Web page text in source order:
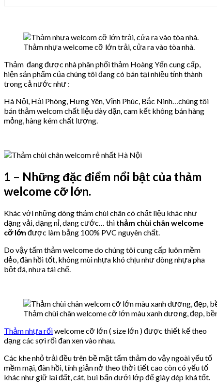
Thảm nhựa welcome cỡ lớn trải, cửa ra vào tòa nhà.
Thảm đang được nhà phân phối thảm Hoàng Yến cung cấp,
hiện sản phẩm của chúng tôi đang có bán tại nhiều tỉnh thành
trong cả nước như :
Hà Nội, Hải Phòng, Hưng Yên, Vĩnh Phúc, Bắc Ninh…chúng tôi
bán thảm welcom chất liệu dày dặn, cam kết không bán hàng
mỏng, hàng kém chất lượng.
1 – Những đặc điểm nổi bật của thảm
welcome cỡ lớn.
Khác với những dòng thảm chùi chân có chất liệu khác như
dạng vải, dạng nỉ, dang cước… thì thảm chùi chân welcome
cỡ lớn được làm bằng 100% PVC nguyên chất.
Do vậy tấm thảm welcome do chúng tôi cung cấp luôn mềm
dẻo, đàn hồi tốt, không mùi nhựa khó chịu như dòng nhựa pha
bột đá, nhựa tái chế.
Thảm chùi chân welcome cỡ lớn màu xanh dương, đẹp,
Thảm nhựa rốiwelcome cỡ lớn ( size lớn ) được thiết kế theo
dạng các sợi rối đan xen vào nhau.
Các khe nhỏ trải đều trên bề mặt tấm thảm do vậy ngoài yếu tố
mềm mại, đàn hồi, tính giản nở theo thời tiết cao còn có yếu tố
khác như giữ lại đất, cát, bụi bẩn dưới lớp đế giày dép khá tốt.